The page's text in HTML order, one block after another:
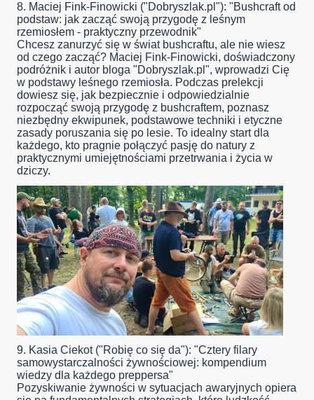
8. Maciej Fink-Finowicki ("Dobryszlak.pl"): "Bushcraft od
podstaw: jak zacząć swoją przygodę z leśnym
rzemiosłem - praktyczny przewodnik"
Chcesz zanurzyć się w świat bushcraftu, ale nie wiesz
od czego zacząć? Maciej Fink-Finowicki, doświadczony
podróżnik i autor bloga "Dobryszlak.pl", wprowadzi Cię
w podstawy leśnego rzemiosła. Podczas prelekcji
dowiesz się, jak bezpiecznie i odpowiedzialnie
rozpocząć swoją przygodę z bushcraftem, poznasz
niezbędny ekwipunek, podstawowe techniki i etyczne
zasady poruszania się po lesie. To idealny start dla
każdego, kto pragnie połączyć pasję do natury z
praktycznymi umiejętnościami przetrwania i życia w
dziczy.
9. Kasia Ciekot ("Robię co się da"): "Cztery filary
samowystarczalności żywnościowej: kompendium
wiedzy dla każdego preppersa"
Pozyskiwanie żywności w sytuacjach awaryjnych opiera